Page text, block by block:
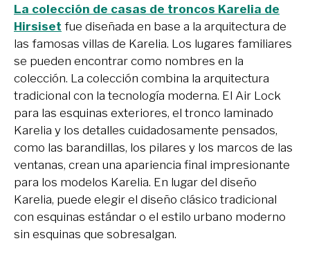
La colección de casas de troncos Karelia de
Hirsiset fue diseñada en base a la arquitectura de
las famosas villas de Karelia. Los lugares familiares
se pueden encontrar como nombres en la
colección. La colección combina la arquitectura
tradicional con la tecnología moderna. El Air Lock
para las esquinas exteriores, el tronco laminado
Karelia y los detalles cuidadosamente pensados,
como las barandillas, los pilares y los marcos de las
ventanas, crean una apariencia final impresionante
para los modelos Karelia. En lugar del diseño
Karelia, puede elegir el diseño clásico tradicional
con esquinas estándar o el estilo urbano moderno
sin esquinas que sobresalgan.